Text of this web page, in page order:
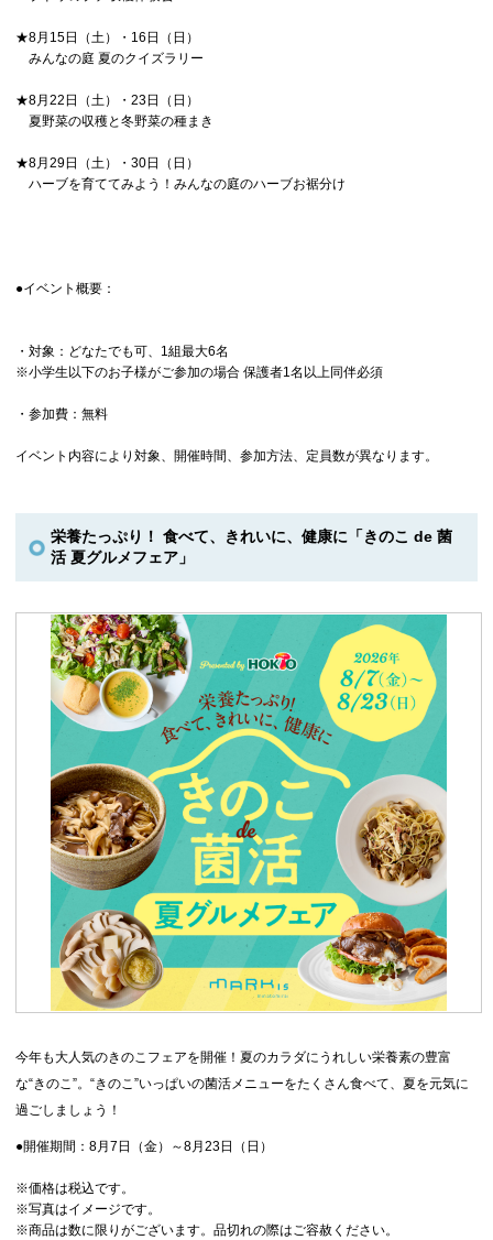
★8月15日（土）・16日（日）
みんなの庭 夏のクイズラリー
★8月22日（土）・23日（日）
夏野菜の収穫と冬野菜の種まき
★8月29日（土）・30日（日）
ハーブを育ててみよう！みんなの庭のハーブお裾分け
●イベント概要：
・対象：どなたでも可、1組最大6名
※小学生以下のお子様がご参加の場合 保護者1名以上同伴必須
・参加費：無料
イベント内容により対象、開催時間、参加方法、定員数が異なります。
栄養たっぷり！ 食べて、きれいに、健康に「きのこ de 菌
活 夏グルメフェア」
今年も大人気のきのこフェアを開催！夏のカラダにうれしい栄養素の豊富
な“きのこ”。“きのこ”いっぱいの菌活メニューをたくさん食べて、夏を元気に
過ごしましょう！
●開催期間：8月7日（金）～8月23日（日）
※価格は税込です。
※写真はイメージです。
※商品は数に限りがございます。品切れの際はご容赦ください。